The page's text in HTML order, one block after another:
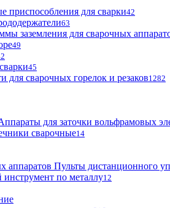
приспособления для сварки42
63
заземления для сварочных
49
45
для сварочных горелок и резаков1282
для заточки вольфрамовых
сварочные14
Пульты дистанционного
инструмент по металлу12